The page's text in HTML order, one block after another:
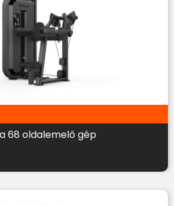
68 oldalemelő gép